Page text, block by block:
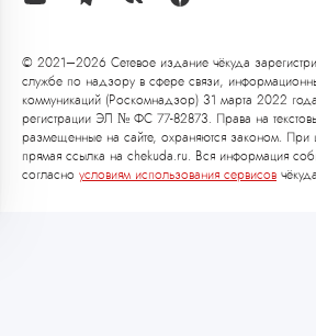
© 2021–2026 Сетевое издание чёкуда
службе по надзору в сфере связи,
коммуникаций (Роскомнадзор) 31 марта 2022
регистрации ЭЛ № ФС 77-82873. Права на
размещенные на сайте, охраняются законом. При
прямая ссылка на chekuda.ru. Вся информация
согласно условиям использования сервисов